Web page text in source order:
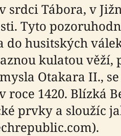
Tábora, v
Tyto
husitských
kulatou věží,
Otakara II.,
1420. Blízká
prvky a sloužíc